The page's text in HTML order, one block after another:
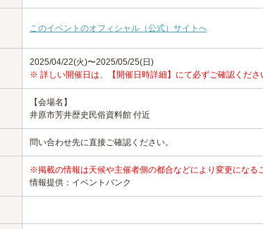
このイベントのオフィシャル（公式）サイトへ
2025/04/22(火)〜2025/05/25(日)
※ 詳しい開催日は、【開催日時詳細】にて必ずご確認くださ
【会場名】
井原市芳井歴史民俗資料館 付近
問い合わせ先に直接ご確認ください。
※掲載の情報は天候や主催者側の都合などにより変更になる
情報提供：イベントバンク